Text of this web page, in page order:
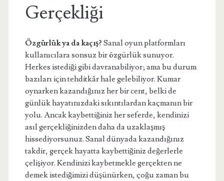
Gerçekliği
Özgürlük ya da kaçış? Sanal oyun platformları
kullanıcılara sonsuz bir özgürlük sunuyor.
Herkes istediği gibi davranabiliyor; ama bu durum
bazıları için tehditkâr hale gelebiliyor. Kumar
oynarken kazandığınız her bir cent, belki de
günlük hayatınızdaki sıkıntılardan kaçmanın bir
yolu. Ancak kaybettiğiniz her seferde, kendinizi
asıl gerçekliğinizden daha da uzaklaşmış
hissediyorsunuz. Sanal dünyada kazandığınız
takdir, gerçek hayatta kaybettiğiniz değerlerle
çelişiyor. Kendinizi kaybetmekle gerçekten ne
demek istediğimizi düşünürken, çoğu zaman bu